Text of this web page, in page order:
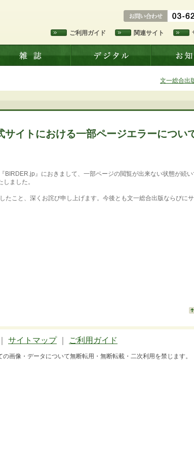
関連サイト
ご利用ガイド
文一総合出
サイトにおける一部ページエラーについ
』におきまして、一部ページの閲覧が出来ない状態が続
ました。
たこと、深くお詫び申し上げます。今後とも文一総合出版ならびにサ
サイトマップ｜ ご利用ガイド
像・データについて無断転用・無断転載・二次利用を禁じます。